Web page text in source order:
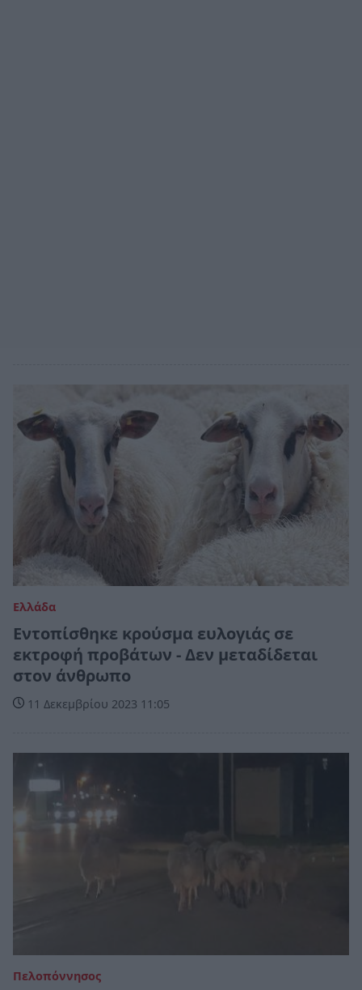
Ελλάδα
Εντοπίσθηκε κρούσμα ευλογιάς σε
εκτροφή προβάτων - Δεν μεταδίδεται
στον άνθρωπο
11 Δεκεμβρίου 2023 11:05
Πελοπόννησος